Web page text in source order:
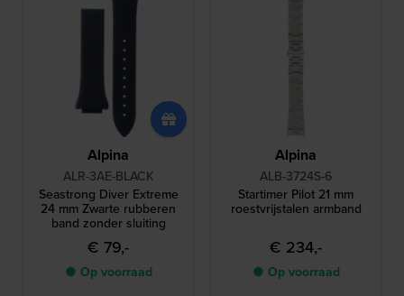
Alpina
ALR-3AE-BLACK
Seastrong Diver Extreme
24 mm Zwarte rubberen
band zonder sluiting
€ 79,-
● Op voorraad
Alpina
ALB-3724S-6
Startimer Pilot 21 mm
roestvrijstalen armband
€ 234,-
● Op voorraad